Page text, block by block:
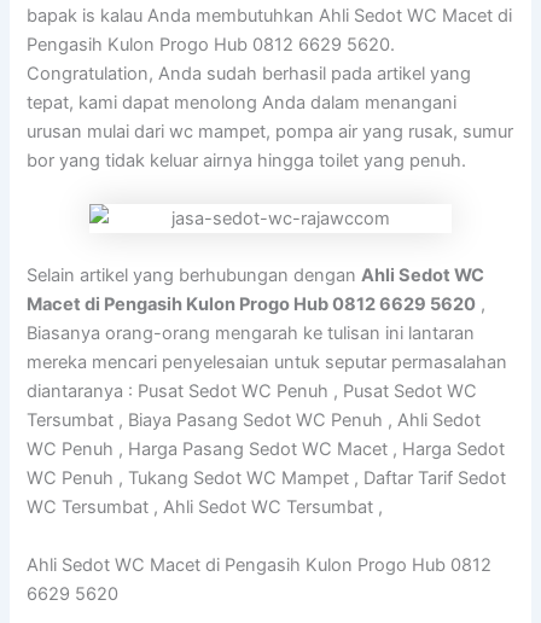
bapak is kalau Anda membutuhkan Ahli Sedot WC Macet di
Pengasih Kulon Progo Hub 0812 6629 5620.
Congratulation, Anda sudah berhasil pada artikel yang
tepat, kami dapat menolong Anda dalam menangani
urusan mulai dari wc mampet, pompa air yang rusak, sumur
bor yang tidak keluar airnya hingga toilet yang penuh.
Selain artikel yang berhubungan denganAhli Sedot WC
Macet di Pengasih Kulon Progo Hub 0812 6629 5620 ,
Biasanya orang-orang mengarah ke tulisan ini lantaran
mereka mencari penyelesaian untuk seputar permasalahan
diantaranya : Pusat Sedot WC Penuh , Pusat Sedot WC
Tersumbat , Biaya Pasang Sedot WC Penuh , Ahli Sedot
WC Penuh , Harga Pasang Sedot WC Macet , Harga Sedot
WC Penuh , Tukang Sedot WC Mampet , Daftar Tarif Sedot
WC Tersumbat , Ahli Sedot WC Tersumbat ,
Ahli Sedot WC Macet di Pengasih Kulon Progo Hub 0812
6629 5620